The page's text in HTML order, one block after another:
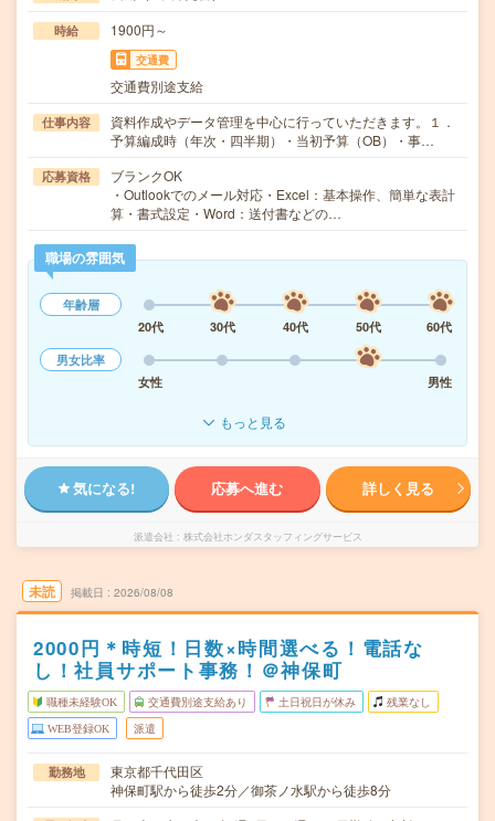
時給 1900円～
交通費
交通費別途支給
仕事内容
資料作成やデータ管理を中心に行っていただきます。１．
予算編成時（年次・四半期）・当初予算（OB）・事…
応募資格
ブランクOK
・Outlookでのメール対応・Excel：基本操作、簡単な表計
算・書式設定・Word：送付書などの…
職場の雰囲気
年齢層
20代
30代 40代 50代
60代
男女比率
女性
男性
もっと見る
気になる! 応募へ進む 詳しく見る
派遣会社 株式会社ホンダスタッフィングサービス
未読 掲載日 2026/08/08
2000円＊時短！日数×時間選べる！電話な
し！社員サポート事務！＠神保町
職種未経験OK 交通費別途支給あり 土日祝日が休み 残業なし
WEB登録OK 派遣
勤務地
東京都千代田区
神保町駅から徒歩2分／御茶ノ水駅から徒歩8分